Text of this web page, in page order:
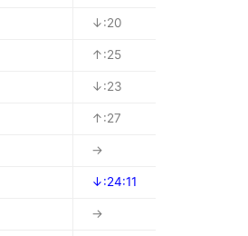
↓:20
↑:25
↓:23
↑:27
→
↓:24:11
→